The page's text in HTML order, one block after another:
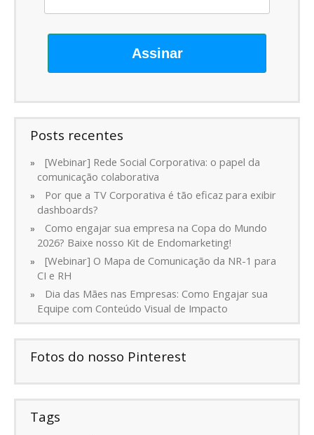
Assinar
Posts recentes
[Webinar] Rede Social Corporativa: o papel da
comunicação colaborativa
Por que a TV Corporativa é tão eficaz para exibir
dashboards?
Como engajar sua empresa na Copa do Mundo
2026? Baixe nosso Kit de Endomarketing!
[Webinar] O Mapa de Comunicação da NR-1 para
CI e RH
Dia das Mães nas Empresas: Como Engajar sua
Equipe com Conteúdo Visual de Impacto
Fotos do nosso Pinterest
Tags